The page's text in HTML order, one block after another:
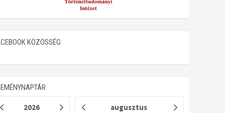
KÖZÖSSÉG
2026 augusztus